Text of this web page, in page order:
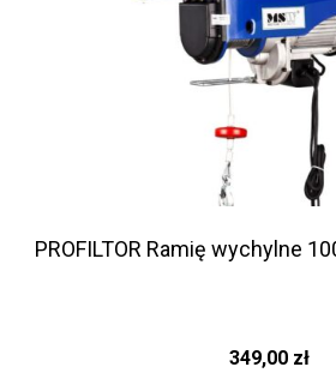
PROFILTOR Ramię wychylne
349,00 zł